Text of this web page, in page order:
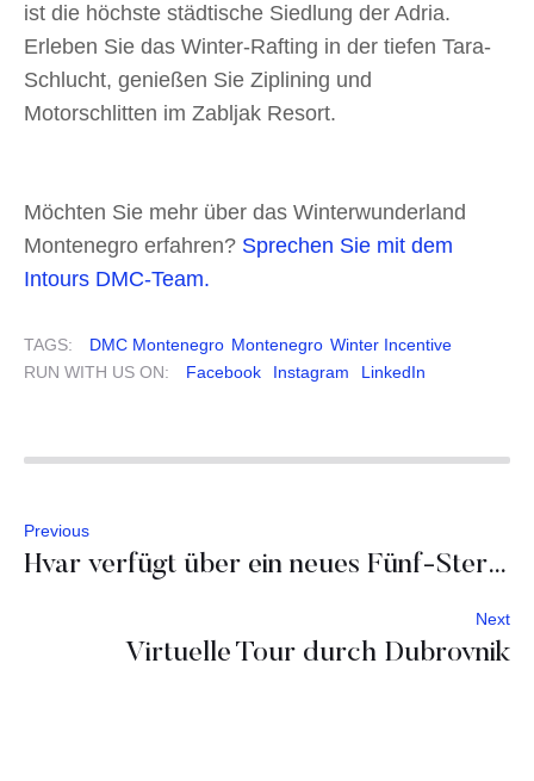
ist die höchste städtische Siedlung der Adria.
Erleben Sie das Winter-Rafting in der tiefen Tara-
Schlucht, genießen Sie Ziplining und
Motorschlitten im Zabljak Resort.
Möchten Sie mehr über das Winterwunderland
Montenegro erfahren? Sprechen Sie mit dem
Intours DMC-Team.
TAGS: DMC Montenegro Montenegro Winter Incentive
RUN WITH US ON:
Facebook Instagram LinkedIn
Previous
Hvar verfügt über ein neues Fünf-Sterne-Resort nämlich das Maslina Resort
Next
Virtuelle Tour durch Dubrovnik